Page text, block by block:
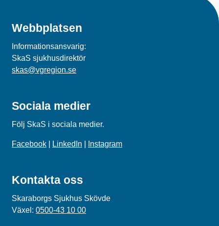
Webbplatsen
Informationsansvarig:
SkaS sjukhusdirektör
skas@vgregion.se
Sociala medier
Följ SkaS i sociala medier.
Facebook LinkedIn Instagram
Kontakta oss
Skaraborgs Sjukhus Skövde
Växel: 0500-43 10 00